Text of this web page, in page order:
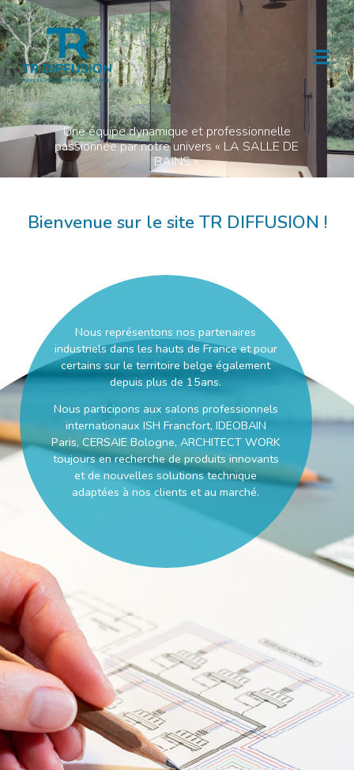
Une équipe dynamique et professionnelle
passionnée par notre univers « LA SALLE DE
BAINS »
Bienvenue sur le site TR DIFFUSION !
Nous représentons nos partenaires
industriels dans les hauts de France et pour
certains sur le territoire belge également
depuis plus de 15ans.
Nous participons aux salons professionnels
internationaux ISH Francfort, IDEOBAIN
Paris, CERSAIE Bologne, ARCHITECT WORK
toujours en recherche de produits innovants
et de nouvelles solutions technique
adaptées à nos clients et au marché.